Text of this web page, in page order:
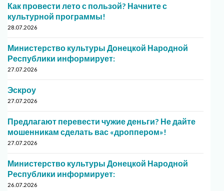
Как провести лето с пользой? Начните с
культурной программы!
28.07.2026
Министерство культуры Донецкой Народной
Республики информирует:
27.07.2026
Эскроу
27.07.2026
Предлагают перевести чужие деньги? Не дайте
мошенникам сделать вас «дроппером»!
27.07.2026
Министерство культуры Донецкой Народной
Республики информирует:
26.07.2026